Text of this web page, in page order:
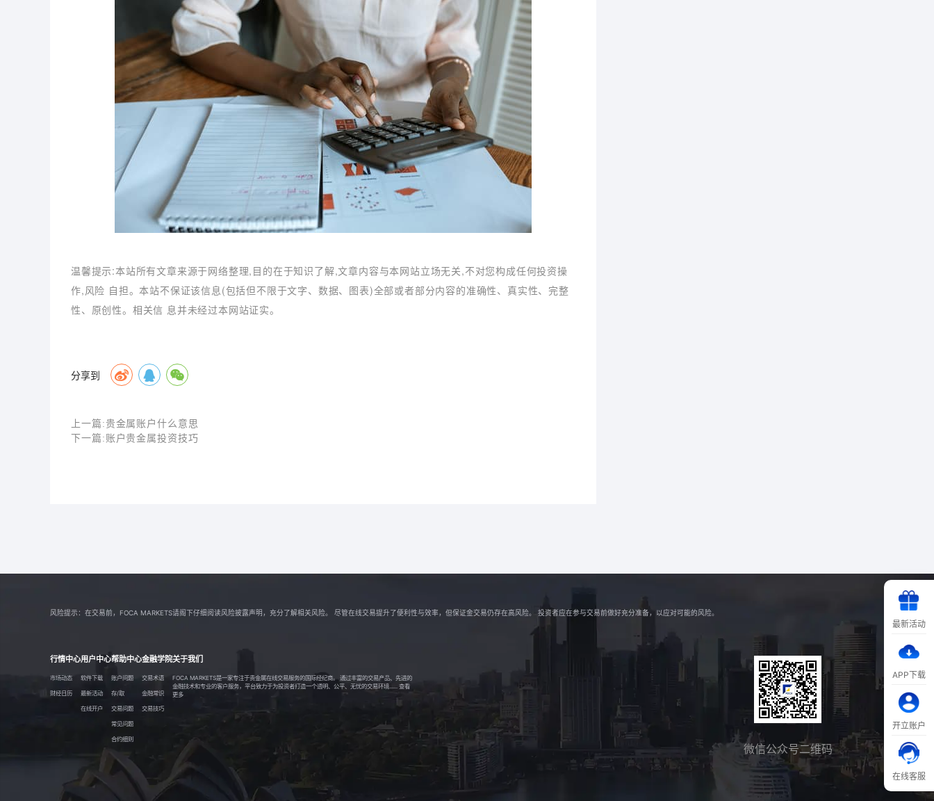
温馨提示:本站所有文章来源于网络整理,目的在于知识了解,文章内容与本网站立场无关,不对您构成任何投资操
作,风险 自担。本站不保证该信息(包括但不限于文字、数据、图表)全部或者部分内容的准确性、真实性、完整
性、原创性。相关信 息并未经过本网站证实。
分享到
上一篇: 贵金属账户什么意思
下一篇: 账户贵金属投资技巧
风险提示：在交易前，FOCA MARKETS请阁下仔细阅读风险披露声明，充分了解相关风险。 尽管在线交易提升了便利性与效率，但保证金交易仍存在高风险。 投资者应在参与交易前做好充分准备，以应对可能的风险。
行情中心
市场动态
财经日历
用户中心
软件下载
最新活动
在线开户
帮助中心
账户问题
存/取
交易问题
常见问题
合约细则
金融学院
交易术语
金融常识
交易技巧
关于我们
FOCA MARKETS是一家专注于贵金属在线交易服务的国际经纪商。 通过丰富的交易产品、先进的
金融技术和专业的客户服务，平台致力于为投资者打造一个透明、公平、无忧的交易环境...... 查看
更多
微信公众号二维码
最新活动
APP下载
开立账户
在线客服